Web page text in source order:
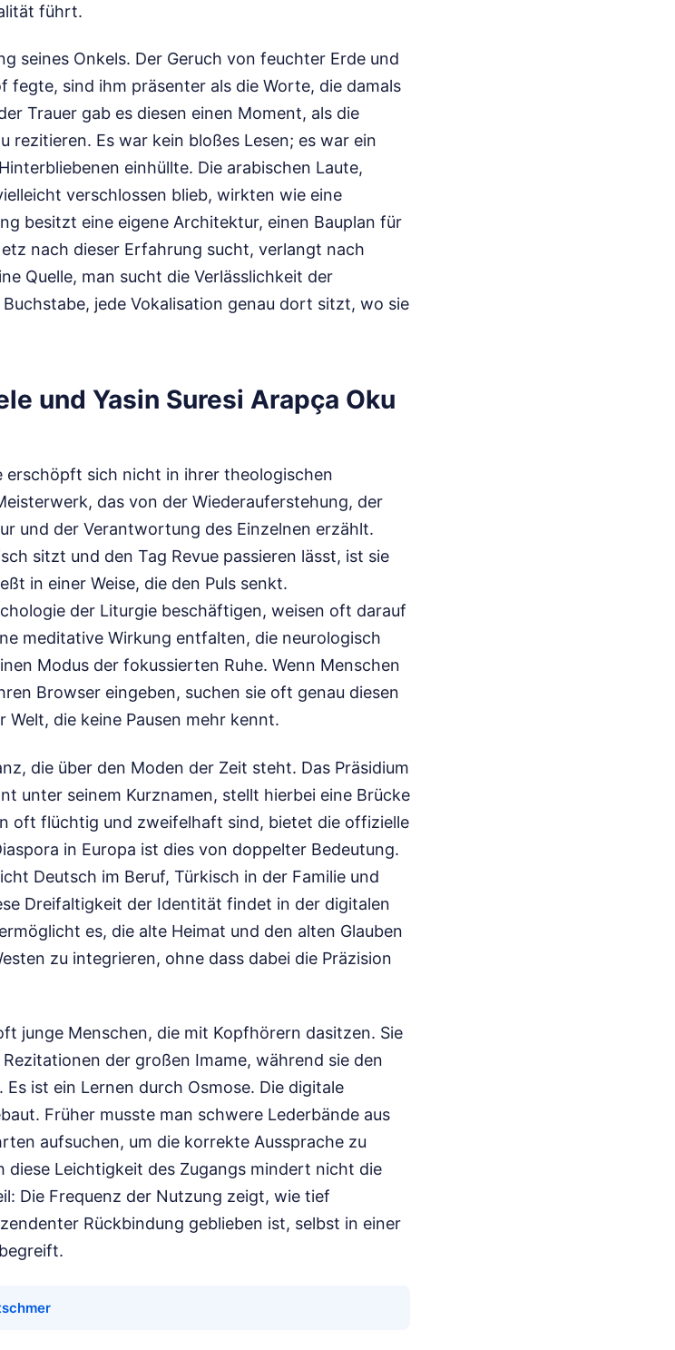
führt.
seines Onkels. Der Geruch von feuchter Erde und
fegte, sind ihm präsenter als die Worte, die damals
Trauer gab es diesen einen Moment, als die
rezitieren. Es war kein bloßes Lesen; es war ein
einhüllte. Die arabischen Laute,
verschlossen blieb, wirkten wie eine
besitzt eine eigene Architektur, einen Bauplan für
nach dieser Erfahrung sucht, verlangt nach
Quelle, man sucht die Verlässlichkeit der
jede Vokalisation genau dort sitzt, wo sie
und Yasin Suresi Arapça Oku
erschöpft sich nicht in ihrer theologischen
das von der Wiederauferstehung, der
und der Verantwortung des Einzelnen erzählt.
sitzt und den Tag Revue passieren lässt, ist sie
in einer Weise, die den Puls senkt.
der Liturgie beschäftigen, weisen oft darauf
meditative Wirkung entfalten, die neurologisch
Modus der fokussierten Ruhe. Wenn Menschen
Browser eingeben, suchen sie oft genau diesen
die keine Pausen mehr kennt.
die über den Moden der Zeit steht. Das Präsidium
unter seinem Kurznamen, stellt hierbei eine Brücke
oft flüchtig und zweifelhaft sind, bietet die offizielle
in Europa ist dies von doppelter Bedeutung.
Deutsch im Beruf, Türkisch in der Familie und
Dreifaltigkeit der Identität findet in der digitalen
es, die alte Heimat und den alten Glauben
zu integrieren, ohne dass dabei die Präzision
junge Menschen, die mit Kopfhörern dasitzen. Sie
der großen Imame, während sie den
ist ein Lernen durch Osmose. Die digitale
Früher musste man schwere Lederbände aus
aufsuchen, um die korrekte Aussprache zu
diese Leichtigkeit des Zugangs mindert nicht die
Die Frequenz der Nutzung zeigt, wie tief
Rückbindung geblieben ist, selbst in einer